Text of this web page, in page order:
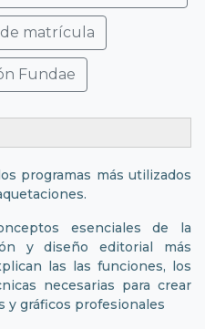
matrícula
Fundae
programas más utilizados
esenciales de la
y diseño editorial más
las las funciones, los
necesarias para crear
y gráficos profesionales